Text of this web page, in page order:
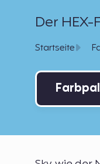
Der HEX-
Startseite